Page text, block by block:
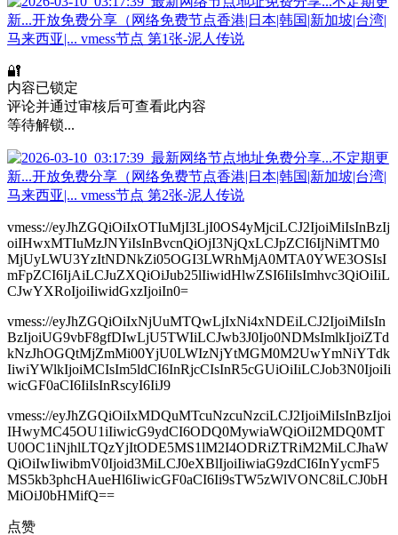
🔐
内容已锁定
评论并通过审核后可查看此内容
等待解锁...
vmess://eyJhZGQiOiIxOTIuMjI3LjI0OS4yMjciLCJ2IjoiMiIsInBzIj
oiIHwxMTIuMzJNYiIsInBvcnQiOjI3NjQxLCJpZCI6IjNiMTM0
MjUyLWU3YzItNDNkZi05OGI3LWRhMjA0MTA0YWE3OSIsI
mFpZCI6IjAiLCJuZXQiOiJub25lIiwidHlwZSI6IiIsImhvc3QiOiIiL
CJwYXRoIjoiIiwidGxzIjoiIn0=
vmess://eyJhZGQiOiIxNjUuMTQwLjIxNi4xNDEiLCJ2IjoiMiIsIn
BzIjoiUG9vbF8gfDIwLjU5TWIiLCJwb3J0Ijo0NDMsImlkIjoiZTd
kNzJhOGQtMjZmMi00YjU0LWIzNjYtMGM0M2UwYmNiYTdk
IiwiYWlkIjoiMCIsIm5ldCI6InRjcCIsInR5cGUiOiIiLCJob3N0IjoiIi
wicGF0aCI6IiIsInRscyI6IiJ9
vmess://eyJhZGQiOiIxMDQuMTcuNzcuNzciLCJ2IjoiMiIsInBzIjoi
IHwyMC45OU1iIiwicG9ydCI6ODQ0MywiaWQiOiI2MDQ0MT
U0OC1iNjhlLTQzYjItODE5MS1lM2I4ODRiZTRiM2MiLCJhaW
QiOiIwIiwibmV0Ijoid3MiLCJ0eXBlIjoiIiwiaG9zdCI6InYycmF5
MS5kb3phcHAueHl6IiwicGF0aCI6Ii9sTW5zWlVONC8iLCJ0bH
MiOiJ0bHMifQ==
点赞